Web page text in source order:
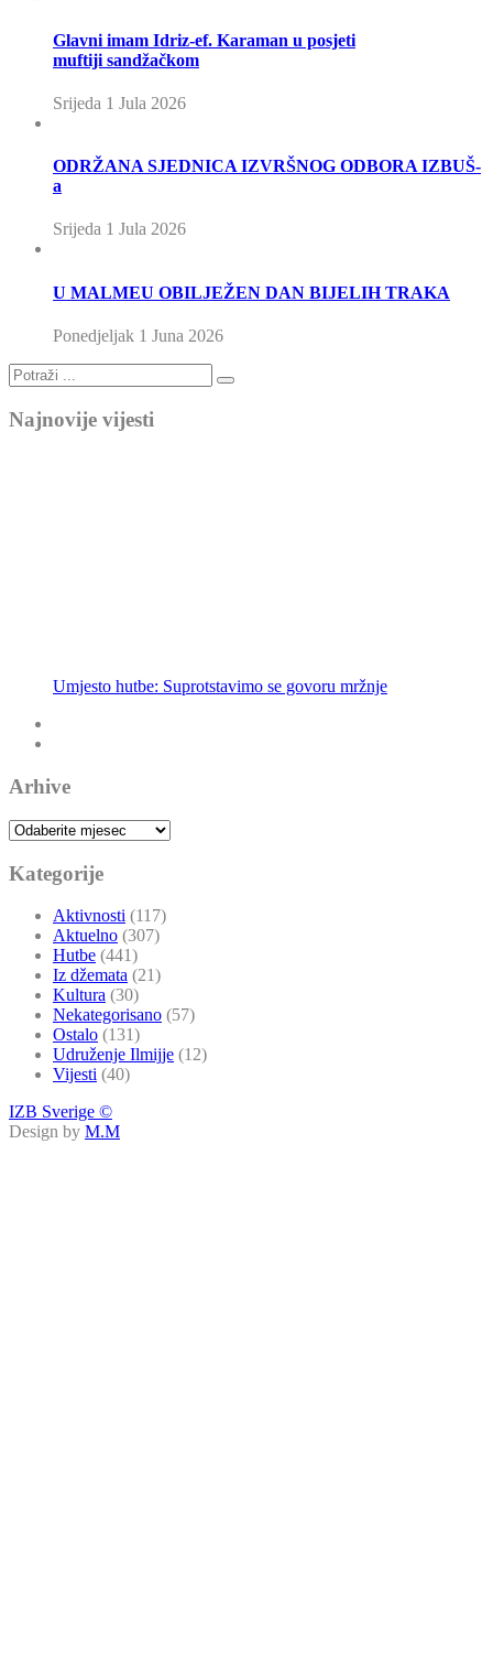
Glavni imam Idriz-ef. Karaman u posjeti
muftiji sandžačkom
Srijeda 1 Jula 2026
ODRŽANA SJEDNICA IZVRŠNOG ODBORA IZBUŠ-
a
Srijeda 1 Jula 2026
U MALMEU OBILJEŽEN DAN BIJELIH TRAKA
Ponedjeljak 1 Juna 2026
Najnovije vijesti
Umjesto hutbe: Ne bježimo od emaneta
Arhive
Arhive
Kategorije
Aktivnosti (117)
Aktuelno (307)
Hutbe (441)
Iz džemata (21)
Kultura (30)
Nekategorisano (57)
Ostalo (131)
Udruženje Ilmijje (12)
Vijesti (40)
IZB Sverige ©
Design by M.M